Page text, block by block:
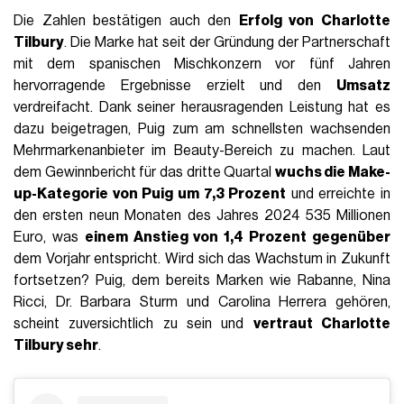
Die Zahlen bestätigen auch den
Erfolg von Charlotte
Tilbury. Die Marke hat seit der Gründung der Partnerschaft
mit dem spanischen Mischkonzern vor fünf Jahren
hervorragende Ergebnisse erzielt und den Umsatz
verdreifacht. Dank seiner herausragenden Leistung hat es
dazu beigetragen, Puig zum am schnellsten wachsenden
Mehrmarkenanbieter im Beauty-Bereich zu machen. Laut
dem Gewinnbericht für das dritte Quartal wuchs die Make-
up-Kategorie von Puig um 7,3 Prozent und erreichte in
den ersten neun Monaten des Jahres 2024 535 Millionen
Euro, was einem Anstieg von 1,4 Prozent gegenüber
dem Vorjahr entspricht. Wird sich das Wachstum in Zukunft
fortsetzen? Puig, dem bereits Marken wie Rabanne, Nina
Ricci, Dr. Barbara Sturm und Carolina Herrera gehören,
scheint zuversichtlich zu sein und vertraut Charlotte
Tilbury sehr.